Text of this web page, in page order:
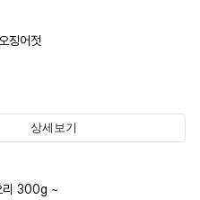
징어젓
상세보기
리 300g ~